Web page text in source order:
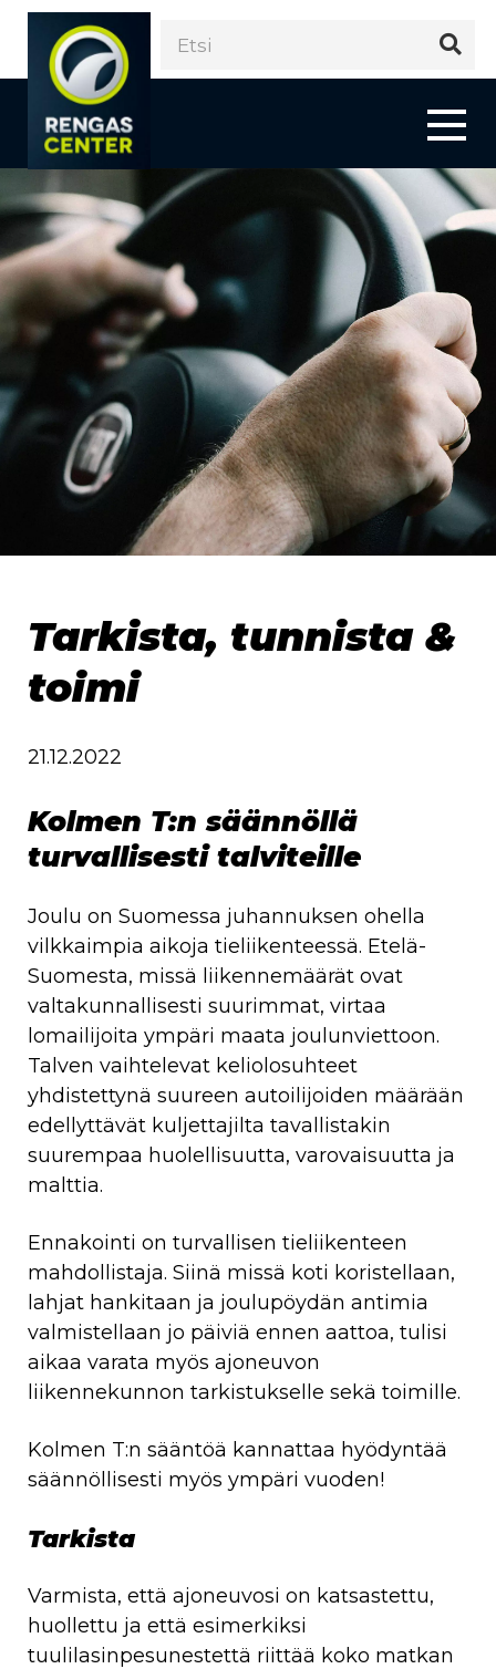
Tarkista, tunnista &
toimi
21.12.2022
Kolmen T:n säännöllä
turvallisesti talviteille
Joulu on Suomessa juhannuksen ohella
vilkkaimpia aikoja tieliikenteessä. Etelä-
Suomesta, missä liikennemäärät ovat
valtakunnallisesti suurimmat, virtaa
lomailijoita ympäri maata joulunviettoon.
Talven vaihtelevat keliolosuhteet
yhdistettynä suureen autoilijoiden määrään
edellyttävät kuljettajilta tavallistakin
suurempaa huolellisuutta, varovaisuutta ja
malttia.
Ennakointi on turvallisen tieliikenteen
mahdollistaja. Siinä missä koti koristellaan,
lahjat hankitaan ja joulupöydän antimia
valmistellaan jo päiviä ennen aattoa, tulisi
aikaa varata myös ajoneuvon
liikennekunnon tarkistukselle sekä toimille.
Kolmen T:n sääntöä kannattaa hyödyntää
säännöllisesti myös ympäri vuoden!
Tarkista
Varmista, että ajoneuvosi on katsastettu,
huollettu ja että esimerkiksi
tuulilasinpesunestettä riittää koko matkan